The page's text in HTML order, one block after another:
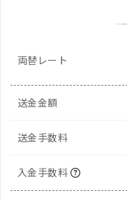
両替レート
送金金額
送金手数料
入金手数料